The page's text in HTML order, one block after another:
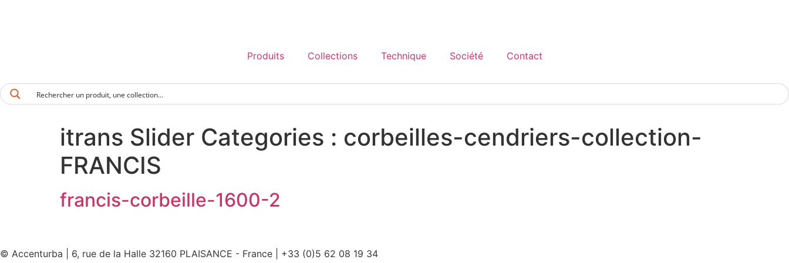
Produits Collections Technique Société Contact
itrans Slider Categories : corbeilles-cendriers-collection-
FRANCIS
francis-corbeille-1600-2
© Accenturba | 6, rue de la Halle 32160 PLAISANCE - France | +33 (0)5 62 08 19 34